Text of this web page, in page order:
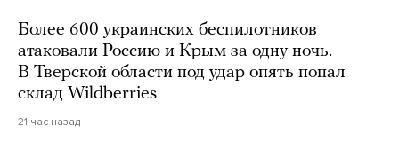
Более 600 украинских беспилотников
атаковали Россию и Крым за одну ночь.
В Тверской области под удар опять попал
склад Wildberries
21 час назад